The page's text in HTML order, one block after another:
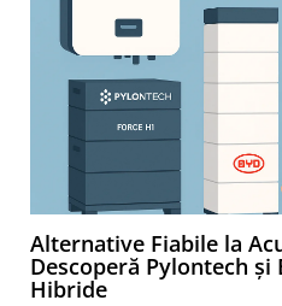
Alternative Fiabile la
Descoperă Pylontech și
Hibride